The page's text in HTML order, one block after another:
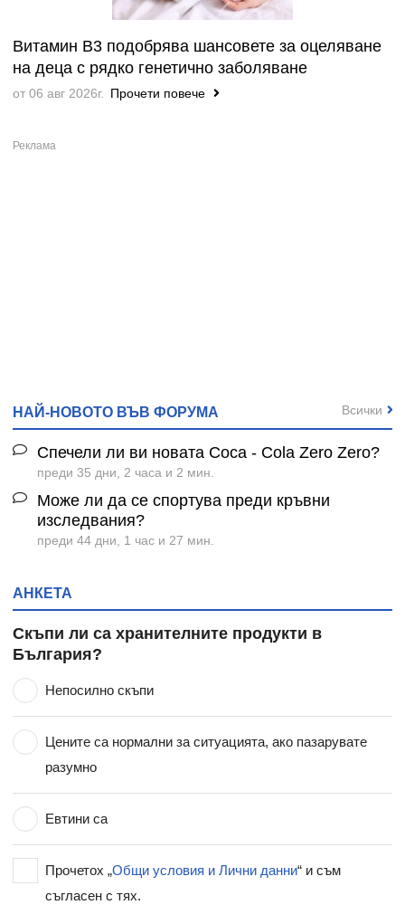
Витамин B3 подобрява шансовете за оцеляване
на деца с рядко генетично заболяване
от 06 авг 2026г. Прочети повече
НАЙ-НОВОТО ВЪВ ФОРУМА
Спечели ли ви новата Coca - Cola Zero Zero?
преди 35 дни, 2 часа и 2 мин.
Може ли да се спортува преди кръвни
изследвания?
преди 44 дни, 1 час и 27 мин.
Всички
АНКЕТА
Скъпи ли са хранителните продукти в
България?
Непосилно скъпи
Цените са нормални за ситуацията, ако пазарувате
разумно
Евтини са
Прочетох „Общи условия и Лични данни“ и съм
съгласен с тях.